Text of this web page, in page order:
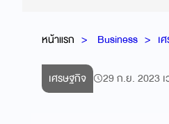
หน้าแรก Business เ
เศรษฐกิจ 29 ก.ย. 2023